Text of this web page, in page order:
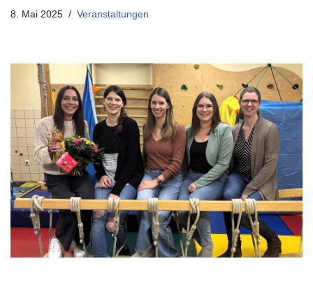
8. Mai 2025 Veranstaltungen